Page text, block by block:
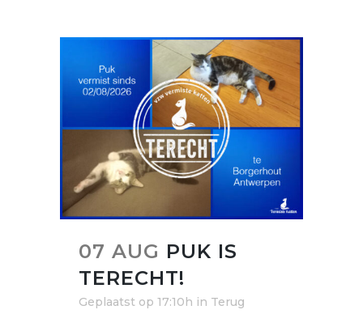
07 AUG PUK IS
TERECHT!
Geplaatst op 17:10h in Terug